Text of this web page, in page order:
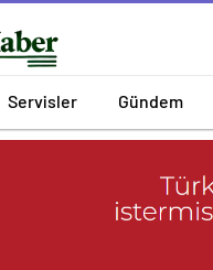
Servisler Gündem